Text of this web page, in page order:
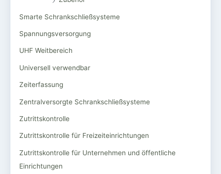
Smarte Schrankschließsysteme
Spannungsversorgung
UHF Weitbereich
Universell verwendbar
Zeiterfassung
Zentralversorgte Schrankschließsysteme
Zutrittskontrolle
Zutrittskontrolle für Freizeiteinrichtungen
Zutrittskontrolle für Unternehmen und öffentliche
Einrichtungen